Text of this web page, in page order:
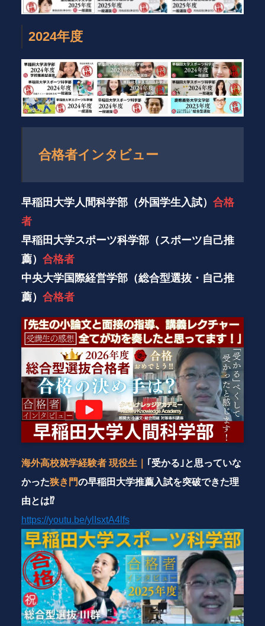
2024年度
合格者インタビュー
早稲田大学人間科学部（外国学生入試） 合格
者
早稲田大学スポーツ科学部（スポーツ自己推
薦） 合格者
中央大学国際経営学部（総合型選抜・自己推
薦） 合格者
海外高校就学経験者 現役生｜ ｢受かる｣と思っていな
かった狭き門の早稲田大学推薦入試を突破できた理
由とは⁉
https://youtu.be/ylIsxtA4lfs